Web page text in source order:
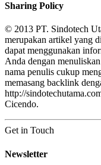
Sharing Policy
© 2013 PT. Sindotech
merupakan artikel yang
dapat menggunakan
Anda dengan
nama penulis cukup
memasang backlink
http://
Cicendo.
Get in Touch
Newsletter